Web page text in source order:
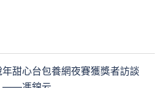
甜心台包養網夜賽獲獎者訪談